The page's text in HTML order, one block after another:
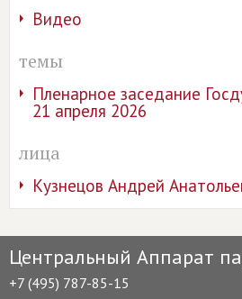
Видео
темы
Пленарное заседание
21 апреля 2026
лица
Кузнецов Андрей
Центральный Аппарат
+7 (495) 787-85-15